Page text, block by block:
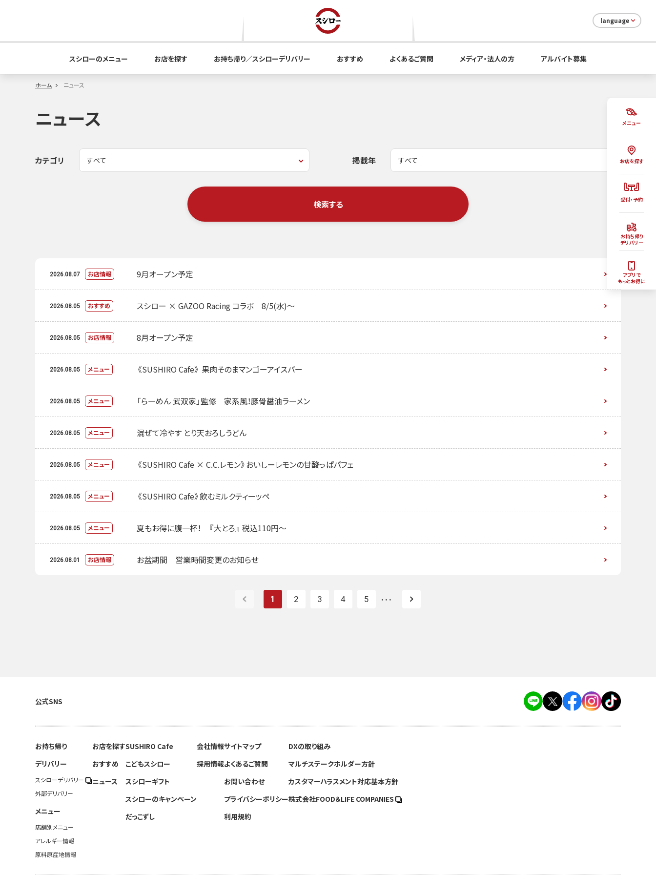
メニュー
お店を探す
受付・予約
お持ち帰り
デリバリー
アプリで
もっとお得に
language
スシローのメニュー お店を探す お持ち帰り／スシローデリバリー おすすめ よくあるご質問 メディア・法人の方 アルバイト募集
ホーム ニュース
ニュース
カテゴリ 掲載年
検索する
2026.08.07 お店情報 9月オープン予定
2026.08.05 おすすめ スシロー × GAZOO Racing コラボ 8/5(水)～
2026.08.05 お店情報 8月オープン予定
2026.08.05 メニュー 《SUSHIRO Cafe》 果肉そのまマンゴーアイスバー
2026.08.05 メニュー 「らーめん 武双家」監修 家系風！豚骨醤油ラーメン
2026.08.05 メニュー 混ぜて冷やす とり天おろしうどん
2026.08.05 メニュー 《SUSHIRO Cafe × C.C.レモン》おいしーレモンの甘酸っぱパフェ
2026.08.05 メニュー 《SUSHIRO Cafe》飲むミルクティーッペ
2026.08.05 メニュー 夏もお得に腹一杯！ 『大とろ』 税込110円～
2026.08.01 お店情報 お盆期間 営業時間変更のお知らせ
1 2 3 4 5 ・・・
公式SNS
お持ち帰り
デリバリー
スシローデリバリー
外部デリバリー
メニュー
店舗別メニュー
アレルギー情報
原料原産地情報
お店を探す
おすすめ
ニュース
SUSHIRO Cafe
こどもスシロー
スシローギフト
スシローのキャンペーン
だっこずし
会社情報
採用情報
サイトマップ
よくあるご質問
お問い合わせ
プライバシーポリシー
利用規約
DXの取り組み
マルチステークホルダー方針
カスタマーハラスメント対応基本方針
株式会社FOOD＆LIFE COMPANIES